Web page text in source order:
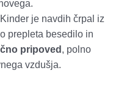
je navdih črpal iz
prepleta besedilo in
pripoved , polno
vzdušja.